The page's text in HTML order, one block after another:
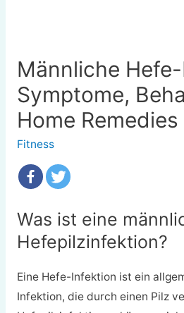
Männliche
Symptome,
Home Remedies
Fitness
Was ist eine
Hefepilzinfektion?
Eine Hefe-Infektion ist ein
Infektion, die durch einen Pilz